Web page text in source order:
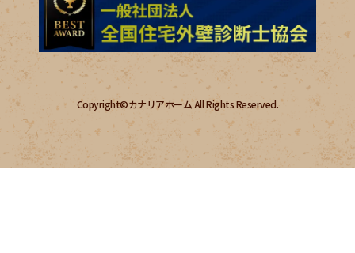
Copyright©カナリアホーム All Rights Reserved.